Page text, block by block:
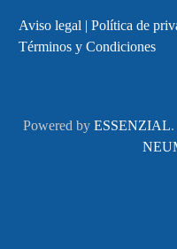
Aviso legal| Política de
Términos y Condiciones
Powered byESSENZIAL